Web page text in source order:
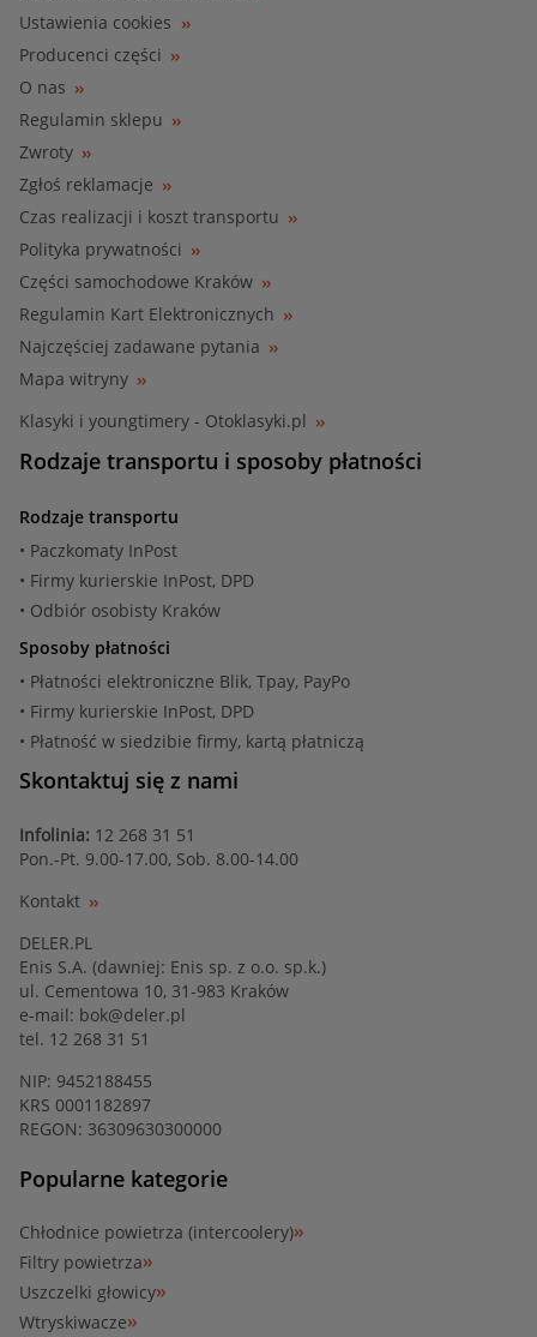
Ustawienia cookies
Producenci części
O nas
Regulamin sklepu
Zwroty
Zgłoś reklamacje
Czas realizacji i koszt transportu
Polityka prywatności
Części samochodowe Kraków
Regulamin Kart Elektronicznych
Najczęściej zadawane pytania
Mapa witryny
Klasyki i youngtimery - Otoklasyki.pl
Rodzaje transportu i sposoby płatności
Rodzaje transportu
• Paczkomaty InPost
• Firmy kurierskie InPost, DPD
• Odbiór osobisty Kraków
Sposoby płatności
• Płatności elektroniczne Blik, Tpay, PayPo
• Firmy kurierskie InPost, DPD
• Płatność w siedzibie firmy, kartą płatniczą
Skontaktuj się z nami
Infolinia: 12 268 31 51
Pon.-Pt. 9.00-17.00, Sob. 8.00-14.00
Kontakt
DELER.PL
Enis S.A. (dawniej: Enis sp. z o.o. sp.k.)
ul. Cementowa 10, 31-983 Kraków
e-mail: bok@deler.pl
tel. 12 268 31 51
NIP: 9452188455
KRS 0001182897
REGON: 36309630300000
Popularne kategorie
Chłodnice powietrza (intercoolery)
Filtry powietrza
Uszczelki głowicy
Wtryskiwacze